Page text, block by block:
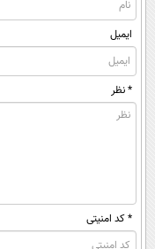
ایمیل
* نظر
* کد امنیتی